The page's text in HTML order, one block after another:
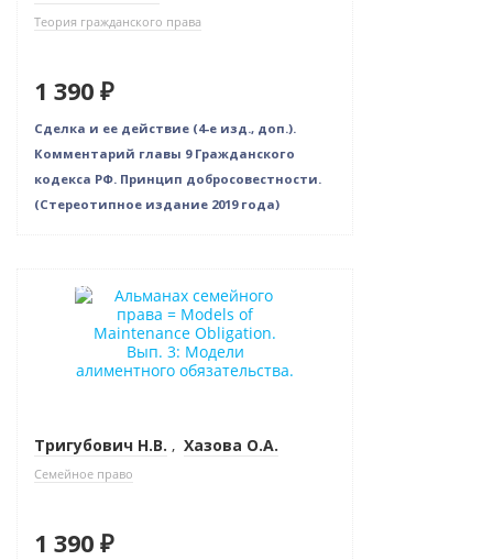
Теория гражданского права
1 390 ₽
Сделка и ее действие (4-е изд., доп.).
Комментарий главы 9 Гражданского
кодекса РФ. Принцип добросовестности.
(Стереотипное издание 2019 года)
Новинка
Тригубович Н.В. , Хазова О.А.
Семейное право
1 390 ₽